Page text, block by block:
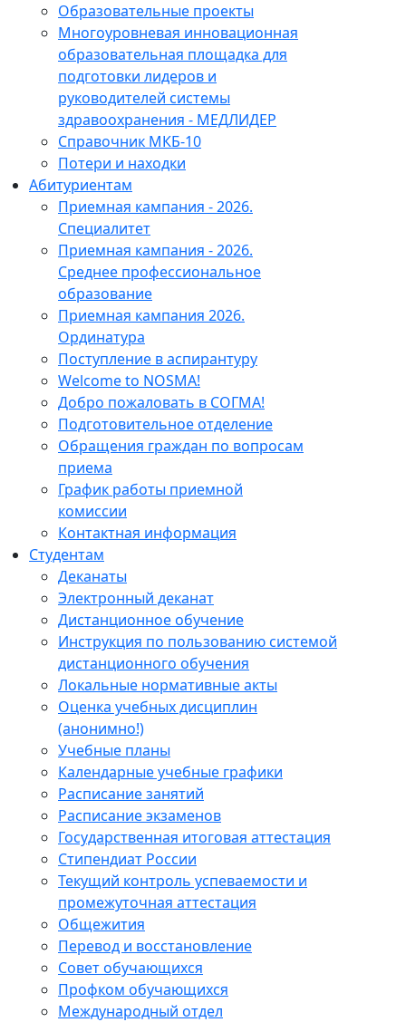
Образовательные проекты
Многоуровневая инновационная
образовательная площадка для
подготовки лидеров и
руководителей системы
здравоохранения - МЕДЛИДЕР
Справочник МКБ-10
Потери и находки
Абитуриентам
Приемная кампания - 2026.
Специалитет
Приемная кампания - 2026.
Среднее профессиональное
образование
Приемная кампания 2026.
Ординатура
Поступление в аспирантуру
Welcome to NOSMA!
Добро пожаловать в СОГМА!
Подготовительное отделение
Обращения граждан по вопросам
приема
График работы приемной
комиссии
Контактная информация
Студентам
Деканаты
Электронный деканат
Дистанционное обучение
Инструкция по пользованию системой
дистанционного обучения
Локальные нормативные акты
Оценка учебных дисциплин
(анонимно!)
Учебные планы
Календарные учебные графики
Расписание занятий
Расписание экзаменов
Государственная итоговая аттестация
Стипендиат России
Текущий контроль успеваемости и
промежуточная аттестация
Общежития
Перевод и восстановление
Совет обучающихся
Профком обучающихся
Международный отдел